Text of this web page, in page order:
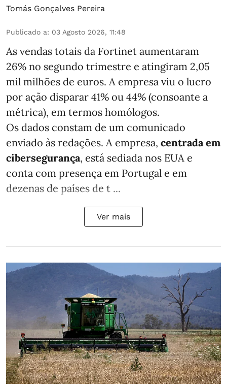
Tomás Gonçalves Pereira
Publicado a: 03 Agosto 2026, 11:48
As vendas totais da Fortinet aumentaram
26% no segundo trimestre e atingiram 2,05
mil milhões de euros. A empresa viu o lucro
por ação disparar 41% ou 44% (consoante a
métrica), em termos homólogos.
Os dados constam de um comunicado
enviado às redações. A empresa, centrada em
cibersegurança, está sediada nos EUA e
conta com presença em Portugal e em
dezenas de países de t ...
Ver mais